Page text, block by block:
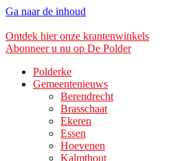
Ga naar de inhoud
Ontdek hier onze krantenwinkels
Abonneer u nu op De Polder
Polderke
Gemeentenieuws
Berendrecht
Brasschaat
Ekeren
Essen
Hoevenen
Kalmthout